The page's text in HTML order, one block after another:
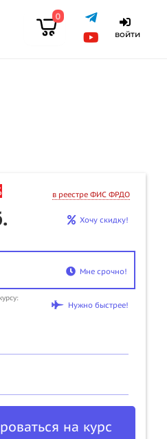
0
войти
в реестре ФИС ФРДО
Хочу скидку!
Мне срочно!
Нужно быстрее!
на курс